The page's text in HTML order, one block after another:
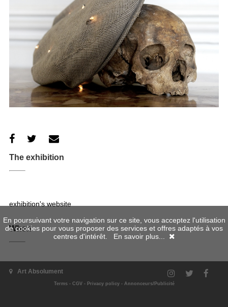
The exhibition
exhibition's website
When
Art Absolument
Terms- CGV- Privacy policy- Annonceurs/Publicité
En poursuivant votre navigation sur ce site, vous acceptez l'utilisation
de cookies pour vous proposer des services et offres adaptés à vos
centres d'intérêt. En savoir plus...